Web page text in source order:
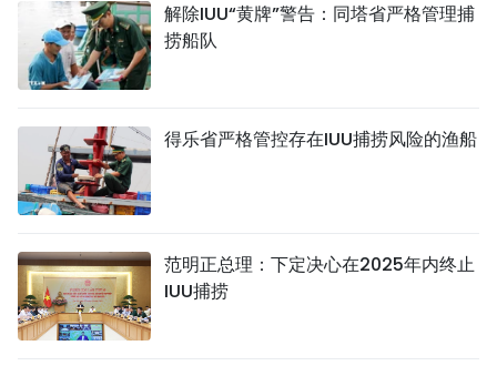
解除IUU“黄牌”警告：同塔省严格管理捕
捞船队
得乐省严格管控存在IUU捕捞风险的渔船
范明正总理：下定决心在2025年内终止
IUU捕捞